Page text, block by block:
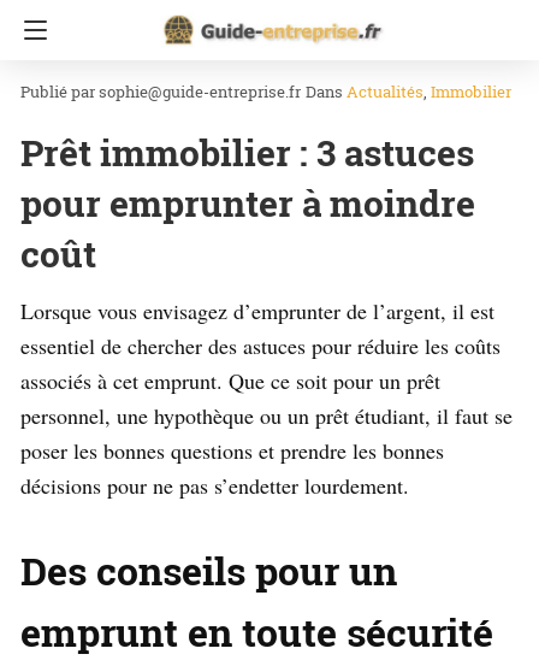
Accueil Immobilier
sophie@guide-entreprise.fr Dans Actualités Immobilier
Prêt immobilier : 3 astuces
pour emprunter à moindre
coût
Lorsque vous envisagez d’emprunter de l’argent, il est
essentiel de chercher des astuces pour réduire les coûts
associés à cet emprunt. Que ce soit pour un prêt
personnel, une hypothèque ou un prêt étudiant, il faut se
poser les bonnes questions et prendre les bonnes
décisions pour ne pas s’endetter lourdement.
Des conseils pour un
emprunt en toute sécurité